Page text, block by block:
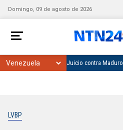
Domingo, 09 de agosto de 2026
Juicio contra Maduro
LVBP